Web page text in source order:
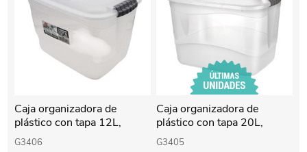
Caja organizadora de
plástico con tapa 12L,
transparente
G3406
Caja organizadora de
plástico con tapa 20L,
transparente
G3405